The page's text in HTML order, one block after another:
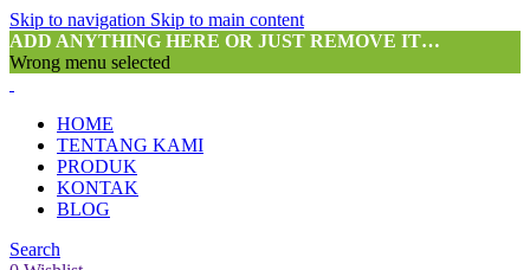
Skip to navigation Skip to main content
ADD ANYTHING HERE OR JUST REMOVE IT…
Wrong menu selected
HOME
TENTANG KAMI
PRODUK
KONTAK
BLOG
Search